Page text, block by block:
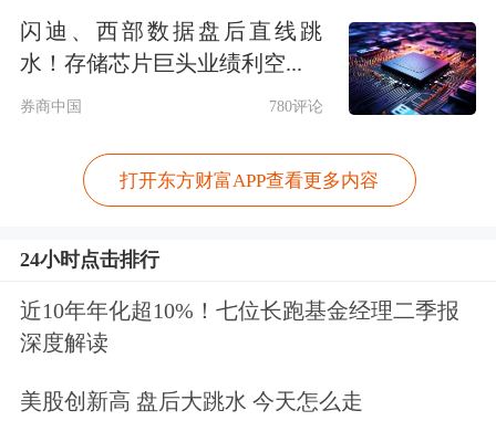
地区，F-16战斗机也即将部署到该地
伊朗：美国任何袭击都等同于全面战争
闪迪、西部数据盘后直线跳
水！存储芯片巨头业绩利空...
券商中国 780评论
打开东方财富APP查看更多内容
24小时点击排行
近10年年化超10%！七位长跑基金经理二季报
深度解读
美股创新高 盘后大跳水 今天怎么走